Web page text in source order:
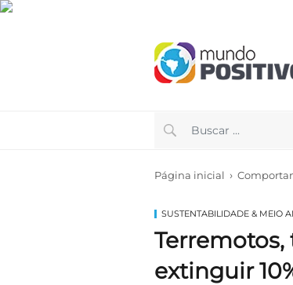
Página inicial ›
SUSTENTABILIDADE & MEIO
extinguir